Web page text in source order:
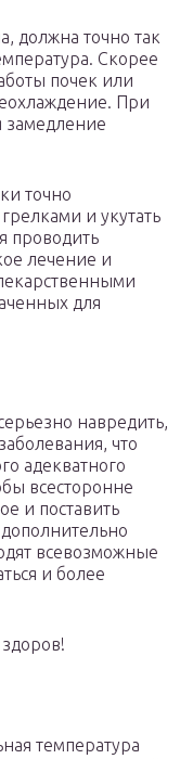
должна точно так
Скорее
почек или
При
замедление
точно
и укутать
проводить
лечение и
для
навредить,
что
адекватного
всесторонне
и поставить
всевозможные
и более
температура